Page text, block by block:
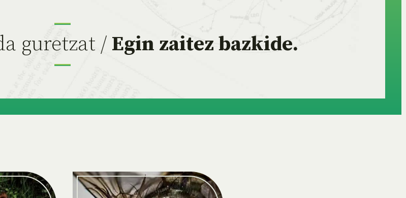
guretzat / Egin zaitez bazkide.